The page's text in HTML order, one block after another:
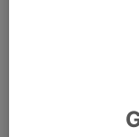
nummerlappen,